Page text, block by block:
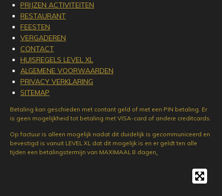
PRIJZEN ACTIVITEITEN
RESTAURANT
FEESTEN
VERGADEREN
CONTACT
HUISREGELS LEVEL XL
ALGEMENE VOORWAARDEN
PRIVACY VERKLARING
SITEMAP
Betaling kan geschieden met contant geld of met een PIN betaling. Er
is geen mogelijkheid tot betaling met VISA-card of andere creditcards.
Op factuur is alleen mogelijk nadat dit duidelijk is gecommuniceerd en
bevestigd is vanuit LEVEL XL dat dit mogelijk is en er geldt ten alle
tijden een betalingstermijn van MAXIMAAL 8 dagen.